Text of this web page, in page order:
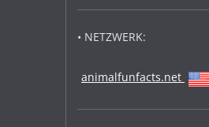
• NETZWERK:
animalfunfacts.net